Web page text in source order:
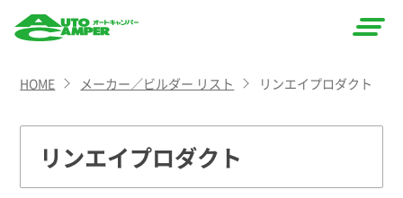
CAMPER
（オート
キャン
HOME メーカー／ビルダー リスト リンエイプロダクト
リンエイプロダクト